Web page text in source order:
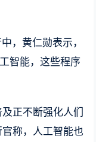
，黄仁勋表示，
智能，这些程序
正不断强化人们
称，人工智能也